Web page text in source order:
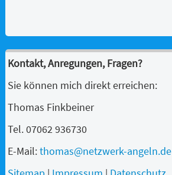
Kontakt, Anregungen, Fragen?
Sie können mich direkt erreichen:
Thomas Finkbeiner
Tel. 07062 936730
E-Mail:thomas@netzwerk-angeln.de